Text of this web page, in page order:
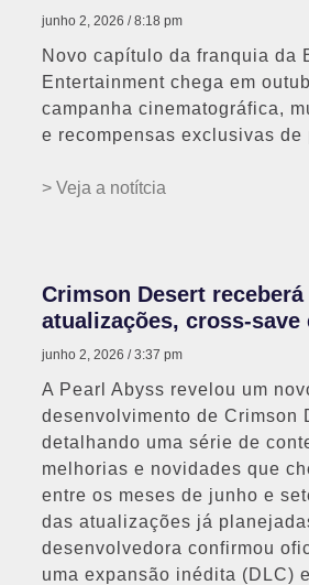
junho 2, 2026 8:18 pm
Novo capítulo da franquia da
Entertainment chega em
campanha cinematográfica,
e recompensas exclusivas de
> Veja a notítcia
Crimson Desert
atualizações, cross-save
junho 2, 2026 3:37 pm
A Pearl Abyss revelou um
desenvolvimento de Crimson
detalhando uma série de
melhorias e novidades que
entre os meses de junho e
das atualizações já
desenvolvedora confirmou
uma expansão inédita (DLC)